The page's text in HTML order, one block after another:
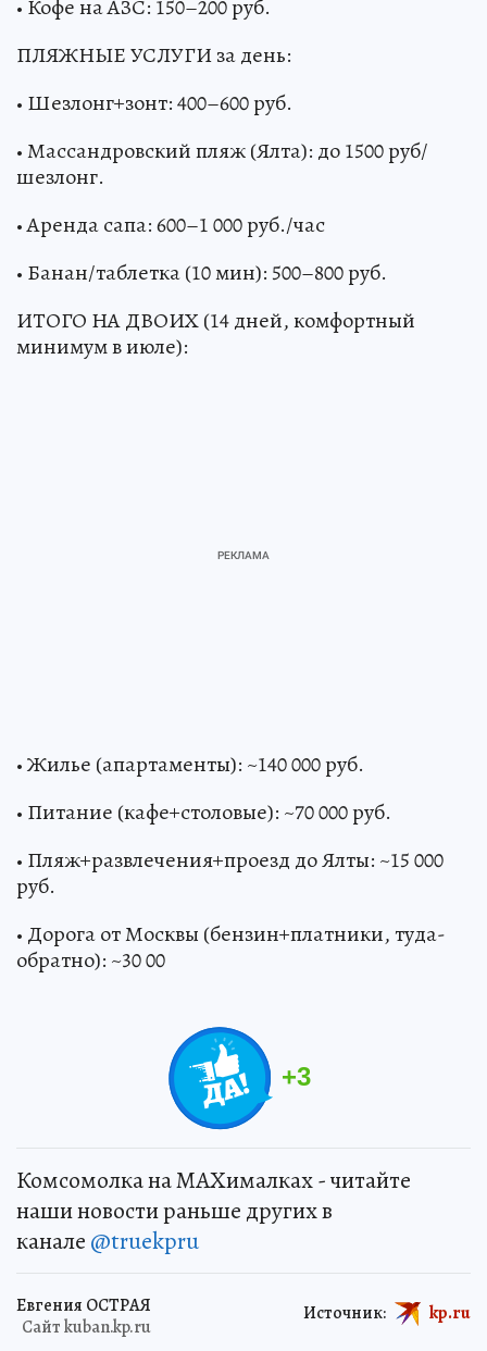
• Кофе на АЗС: 150–200 руб.
ПЛЯЖНЫЕ УСЛУГИ за день:
• Шезлонг+зонт: 400–600 руб.
• Массандровский пляж (Ялта): до 1500 руб/
шезлонг.
• Аренда сапа: 600–1 000 руб./час
• Банан/таблетка (10 мин): 500–800 руб.
ИТОГО НА ДВОИХ (14 дней, комфортный
минимум в июле):
• Жилье (апартаменты): ~140 000 руб.
• Питание (кафе+столовые): ~70 000 руб.
• Пляж+развлечения+проезд до Ялты: ~15 000
руб.
• Дорога от Москвы (бензин+платники, туда-
обратно): ~30 00
+3
Комсомолка на MAXималках - читайте
наши новости раньше других в
канале @truekpru
Евгения ОСТРАЯ
Сайт kuban.kp.ru
Источник: kp.ru